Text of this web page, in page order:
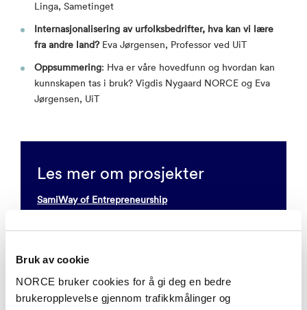
Bruk av cookie
NORCE bruker cookies for å gi deg en bedre
brukeropplevelse gjennom trafikkmålinger og
Linga, Sametinget
Internasjonalisering av urfolksbedrifter, hva kan vi lære
fra andre land? Eva Jørgensen, Professor ved UiT
Oppsummering: Hva er våre hovedfunn og hvordan kan
kunnskapen tas i bruk? Vigdis Nygaard NORCE og Eva
Jørgensen, UiT
Les mer om prosjekter
SamiWay of Entrepreneurship
Prosjektet SamiWay er finansiert av Regionalt
Forskningsfond Arktis.